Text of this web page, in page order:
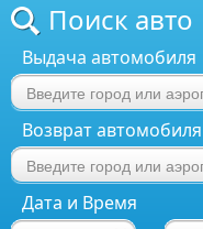
Поиск авто
Выдача автомобиля
Возврат автомобиля
Дата и Время